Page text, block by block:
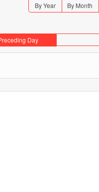
By Year By Month
Day